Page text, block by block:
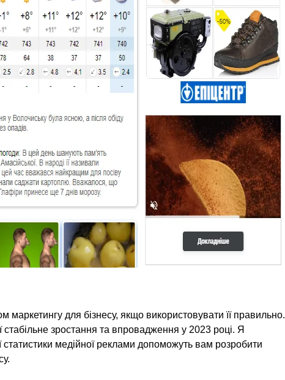
для бізнесу, якщо використовувати її правильно.
стабільне зростання та впровадження у 2023 році. Я
статистики медійної реклами допоможуть вам розробити